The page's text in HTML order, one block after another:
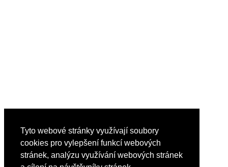
Tyto webové stránky využívají soubory
cookies pro vylepšení funkcí webových
stránek, analýzu využívání webových stránek